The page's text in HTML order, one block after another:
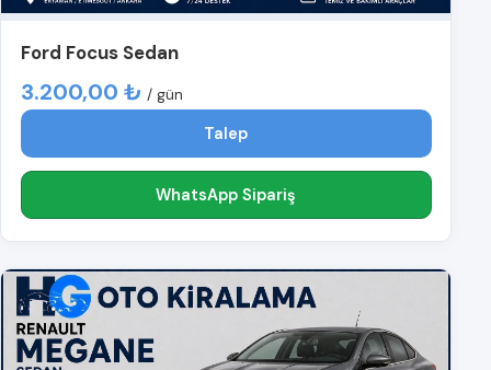
Ford Focus Sedan
3.200,00 ₺ / gün
Talep
WhatsApp Sipariş